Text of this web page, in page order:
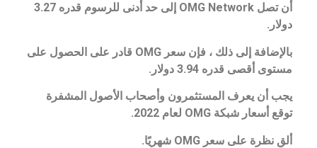
أن تصل OMG Network إلى حد أدنى للرسوم قدره 3.27
دولار.
بالإضافة إلى ذلك ، فإن سعر OMG قادر على الحصول على
مستوى أقصى قدره 3.94 دولار.
يجب أن يعرف المستثمرون وأصحاب الأصول المشفرة
توقع أسعار شبكة OMG لعام 2022.
ألقِ نظرة على سعر OMG شهريًا.